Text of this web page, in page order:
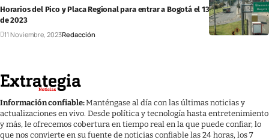
Horarios del Pico y Placa Regional para entrar a Bogotá el 13 de noviembre
de 2023
11 Noviembre, 2023Redacción
Información confiable:Manténgase al día con las últimas noticias y
actualizaciones en vivo. Desde política y tecnología hasta entretenimiento
y más, le ofrecemos cobertura en tiempo real en la que puede confiar, lo
que nos convierte en su fuente de noticias confiable las 24 horas, los 7